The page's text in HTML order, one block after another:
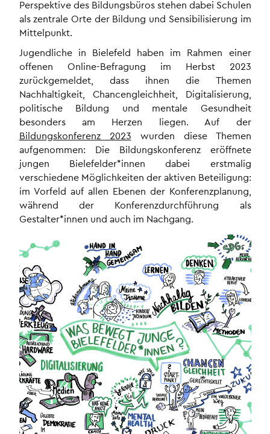
Perspektive des Bildungsbüros stehen dabei Schulen
als zentrale Orte der Bildung und Sensibilisierung im
Mittelpunkt.
Jugendliche in Bielefeld haben im Rahmen einer
offenen Online-Befragung im Herbst 2023
zurückgemeldet, dass ihnen die Themen
Nachhaltigkeit, Chancengleichheit, Digitalisierung,
politische Bildung und mentale Gesundheit
besonders am Herzen liegen. Auf der
Bildungskonferenz 2023 wurden diese Themen
aufgenommen: Die Bildungskonferenz eröffnete
jungen Bielefelder*innen dabei erstmalig
verschiedene Möglichkeiten der aktiven Beteiligung:
im Vorfeld auf allen Ebenen der Konferenzplanung,
während der Konferenzdurchführung als
Gestalter*innen und auch im Nachgang.